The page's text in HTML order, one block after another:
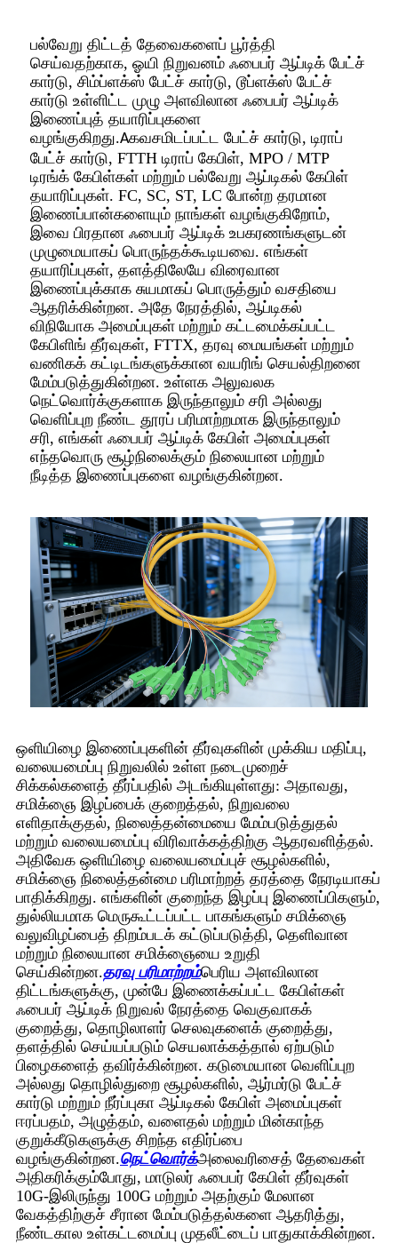
பல்வேறு திட்டத் தேவைகளைப் பூர்த்தி
செய்வதற்காக, ஓயி நிறுவனம் ஃபைபர் ஆப்டிக் பேட்ச்
கார்டு, சிம்ப்ளக்ஸ் பேட்ச் கார்டு, டூப்ளக்ஸ் பேட்ச்
கார்டு உள்ளிட்ட முழு அளவிலான ஃபைபர் ஆப்டிக்
இணைப்புத் தயாரிப்புகளை
வழங்குகிறது.Aகவசமிடப்பட்ட பேட்ச் கார்டு, டிராப்
பேட்ச் கார்டு, FTTH டிராப் கேபிள், MPO / MTP
டிரங்க் கேபிள்கள் மற்றும் பல்வேறு ஆப்டிகல் கேபிள்
தயாரிப்புகள். FC, SC, ST, LC போன்ற தரமான
இணைப்பான்களையும் நாங்கள் வழங்குகிறோம்,
இவை பிரதான ஃபைபர் ஆப்டிக் உபகரணங்களுடன்
முழுமையாகப் பொருந்தக்கூடியவை. எங்கள்
தயாரிப்புகள், தளத்திலேயே விரைவான
இணைப்புக்காக சுயமாகப் பொருத்தும் வசதியை
ஆதரிக்கின்றன. அதே நேரத்தில், ஆப்டிகல்
விநியோக அமைப்புகள் மற்றும் கட்டமைக்கப்பட்ட
கேபிளிங் தீர்வுகள், FTTX, தரவு மையங்கள் மற்றும்
வணிகக் கட்டிடங்களுக்கான வயரிங் செயல்திறனை
மேம்படுத்துகின்றன. உள்ளக அலுவலக
நெட்வொர்க்குகளாக இருந்தாலும் சரி அல்லது
வெளிப்புற நீண்ட தூரப் பரிமாற்றமாக இருந்தாலும்
சரி, எங்கள் ஃபைபர் ஆப்டிக் கேபிள் அமைப்புகள்
எந்தவொரு சூழ்நிலைக்கும் நிலையான மற்றும்
நீடித்த இணைப்புகளை வழங்குகின்றன.
ஒளியிழை இணைப்புகளின் தீர்வுகளின் முக்கிய மதிப்பு,
வலையமைப்பு நிறுவலில் உள்ள நடைமுறைச்
சிக்கல்களைத் தீர்ப்பதில் அடங்கியுள்ளது: அதாவது,
சமிக்ஞை இழப்பைக் குறைத்தல், நிறுவலை
எளிதாக்குதல், நிலைத்தன்மையை மேம்படுத்துதல்
மற்றும் வலையமைப்பு விரிவாக்கத்திற்கு ஆதரவளித்தல்.
அதிவேக ஒளியிழை வலையமைப்புச் சூழல்களில்,
சமிக்ஞை நிலைத்தன்மை பரிமாற்றத் தரத்தை நேரடியாகப்
பாதிக்கிறது. எங்களின் குறைந்த இழப்பு இணைப்பிகளும்,
துல்லியமாக மெருகூட்டப்பட்ட பாகங்களும் சமிக்ஞை
வலுவிழப்பைத் திறம்படக் கட்டுப்படுத்தி, தெளிவான
மற்றும் நிலையான சமிக்ஞையை உறுதி
செய்கின்றன.தரவு பரிமாற்றம்பெரிய அளவிலான
திட்டங்களுக்கு, முன்பே இணைக்கப்பட்ட கேபிள்கள்
ஃபைபர் ஆப்டிக் நிறுவல் நேரத்தை வெகுவாகக்
குறைத்து, தொழிலாளர் செலவுகளைக் குறைத்து,
தளத்தில் செய்யப்படும் செயலாக்கத்தால் ஏற்படும்
பிழைகளைத் தவிர்க்கின்றன. கடுமையான வெளிப்புற
அல்லது தொழில்துறை சூழல்களில், ஆர்மர்டு பேட்ச்
கார்டு மற்றும் நீர்ப்புகா ஆப்டிகல் கேபிள் அமைப்புகள்
ஈரப்பதம், அழுத்தம், வளைதல் மற்றும் மின்காந்த
குறுக்கீடுகளுக்கு சிறந்த எதிர்ப்பை
வழங்குகின்றன.நெட்வொர்க்அலைவரிசைத் தேவைகள்
அதிகரிக்கும்போது, ​​மாடுலர் ஃபைபர் கேபிள் தீர்வுகள்
10G-இலிருந்து 100G மற்றும் அதற்கும் மேலான
வேகத்திற்குச் சீரான மேம்படுத்தல்களை ஆதரித்து,
நீண்டகால உள்கட்டமைப்பு முதலீட்டைப் பாதுகாக்கின்றன.